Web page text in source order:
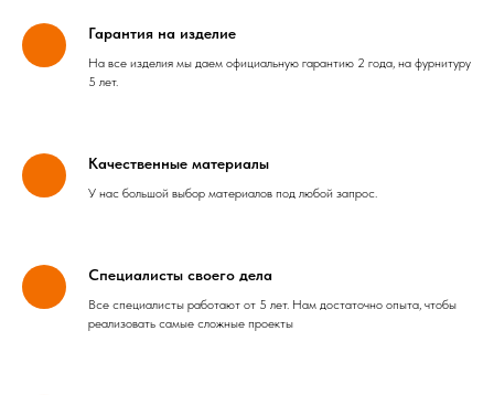
Гарантия на изделие
На все изделия мы даем официальную гарантию 2 года, на фурнитуру
5 лет.
Качественные материалы
У нас большой выбор материалов под любой запрос.
Специалисты своего дела
Все специалисты работают от 5 лет. Нам достаточно опыта, чтобы
реализовать самые сложные проекты